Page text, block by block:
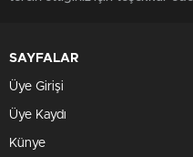
SAYFALAR
Üye Girişi
Üye Kaydı
Künye